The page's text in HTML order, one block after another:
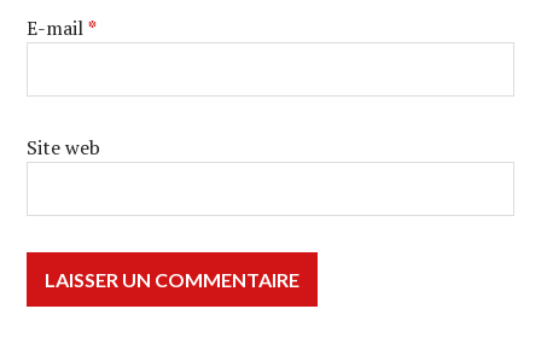
E-mail*
Site web